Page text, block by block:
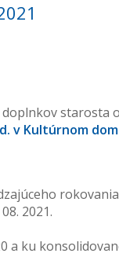
v Kultúrnom
rokovania
2021.
a ku